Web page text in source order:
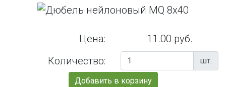
Цена:
11.00 руб.
Количество:
шт.
Добавить в корзину